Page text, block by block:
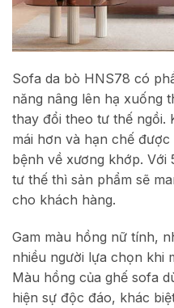
Sofa da bò HNS78 có
năng nâng lên hạ xuống
thay đổi theo tư thế ngồi.
mái hơn và hạn chế
bệnh về xương khớp. Với
tư thế thì sản phẩm sẽ
cho khách hàng.
Gam màu hồng nữ tính,
nhiều người lựa chọn khi
Màu hồng của ghế sofa
hiện sự độc đáo, khác